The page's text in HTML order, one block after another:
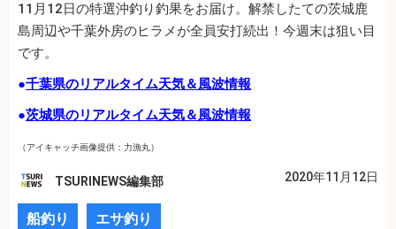
11月12日の特選沖釣り釣果をお届け。解禁したての茨城鹿
島周辺や千葉外房のヒラメが全員安打続出！今週末は狙い目
です。
●千葉県のリアルタイム天気＆風波情報
●茨城県のリアルタイム天気＆風波情報
（アイキャッチ画像提供：力漁丸）
TSURINEWS編集部 2020年11月12日
船釣り エサ釣り